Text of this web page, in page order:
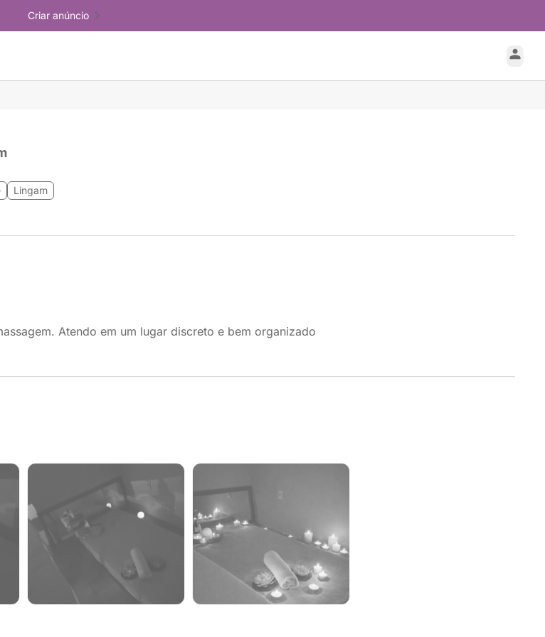
Criar anúncio
Lingam
Atendo em um lugar discreto e bem organizado